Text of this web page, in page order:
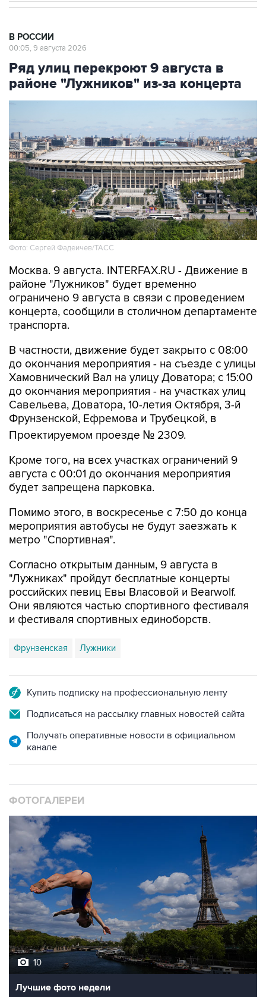
В РОССИИ
00:05, 9 августа 2026
Ряд улиц перекроют 9 августа в
районе "Лужников" из-за концерта
Фото: Сергей Фадеичев/ТАСС
Москва. 9 августа. INTERFAX.RU - Движение в
районе "Лужников" будет временно
ограничено 9 августа в связи с проведением
концерта, сообщили в столичном департаменте
транспорта.
В частности, движение будет закрыто с 08:00
до окончания мероприятия - на съезде с улицы
Хамовнический Вал на улицу Доватора; с 15:00
до окончания мероприятия - на участках улиц
Савельева, Доватора, 10-летия Октября, 3-й
Фрунзенской, Ефремова и Трубецкой, в
Проектируемом проезде № 2309.
Кроме того, на всех участках ограничений 9
августа с 00:01 до окончания мероприятия
будет запрещена парковка.
Помимо этого, в воскресенье с 7:50 до конца
мероприятия автобусы не будут заезжать к
метро "Спортивная".
Согласно открытым данным, 9 августа в
"Лужниках" пройдут бесплатные концерты
российских певиц Евы Власовой и Bearwolf.
Они являются частью спортивного фестиваля
и фестиваля спортивных единоборств.
Фрунзенская Лужники
Купить подписку на профессиональную ленту
Подписаться на рассылку главных новостей сайта
Получать оперативные новости в официальном
канале
ФОТОГАЛЕРЕИ
10
Лучшие фото недели